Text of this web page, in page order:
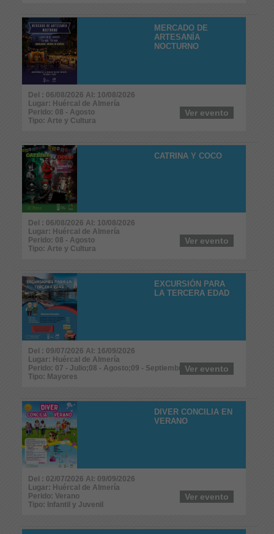
MERCADO DE
ARTESANÍA
NOCTURNO
Del : 06/08/2026 Al: 10/08/2026
Lugar: Huércal de Almería
Perido: 08 - Agosto
Tipo: Arte y Cultura
Ver evento
CATRINA Y COCO
Del : 06/08/2026 Al: 10/08/2026
Lugar: Huércal de Almería
Perido: 08 - Agosto
Tipo: Arte y Cultura
Ver evento
EXCURSIÓN PARA
LA TERCERA EDAD
Del : 09/07/2026 Al: 16/09/2026
Lugar: Huércal de Almería
Perido: 07 - Julio;08 - Agosto;09 - Septiembre
Tipo: Mayores
Ver evento
DIVER CONCILIA EN
VERANO
Del : 02/07/2026 Al: 09/09/2026
Lugar: Huércal de Almería
Perido: Verano
Tipo: Infantil y Juvenil
Ver evento